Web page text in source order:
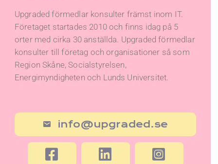
Upgraded förmedlar konsulter främst inom IT.
Företaget startades 2010 och finns idag på 5
orter med cirka 30 anställda. Upgraded förmedlar
konsulter till företag och organisationer så som
Region Skåne, Socialstyrelsen,
Energimyndigheten och Lunds Universitet.
info@upgraded.se